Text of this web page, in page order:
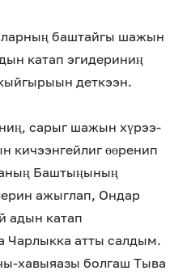
баштайгы шажын
катап эгидериниң
деткээн.
сарыг шажын хүрээ-
кичээнгейлиг өөренип
Баштыңының
ажыглап, Ондар
адын катап
Чарлыкка атты салдым.
хавыяазы болгаш Тыва